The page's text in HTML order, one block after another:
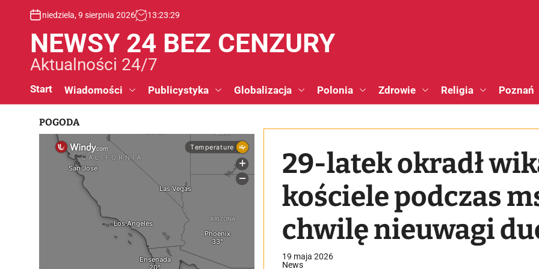
niedziela, 9 sierpnia 2026 13:23:30
NEWSY 24 BEZ CENZURY
Aktualności 24/7
Start Wiadomości Publicystyka Globalizacja Polonia Zdrowie Religia Poznań
29-latek okradł
kościele podczas
chwilę nieuwagi
19 maja 2026
News
POGODA